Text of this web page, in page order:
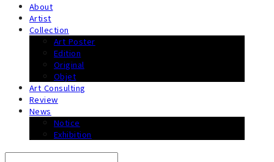
About
Artist
Collection
Art Poster
Edition
Original
Objet
Art Consulting
Review
News
Notice
Exhibition